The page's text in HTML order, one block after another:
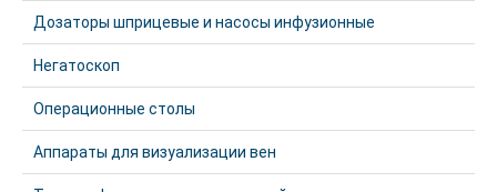
Дозаторы шприцевые и насосы инфузионные
Негатоскоп
Операционные столы
Аппараты для визуализации вен